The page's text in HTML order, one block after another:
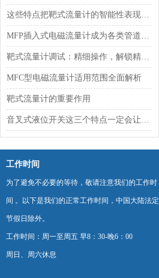
这些特点把靶式流量计的智能性表现得*
MFP插入式电磁流量计成为各类管道流量测量的优选装备
靶式流量计调试：精细操作，解锁精准计量
MFC型电磁流量计适用范围全面解析
靶式流量计的重要作用
音叉式液位开关这三个特点一定会让你爱不释手
工作时间
为了避免不必要的等待，敬请注意我们的工作时
间 。以下是我们的正常工作时间，中国大陆法定
节假日除外。
工作时间：周一至周五 早8：30-晚6：00
周日、周六休息